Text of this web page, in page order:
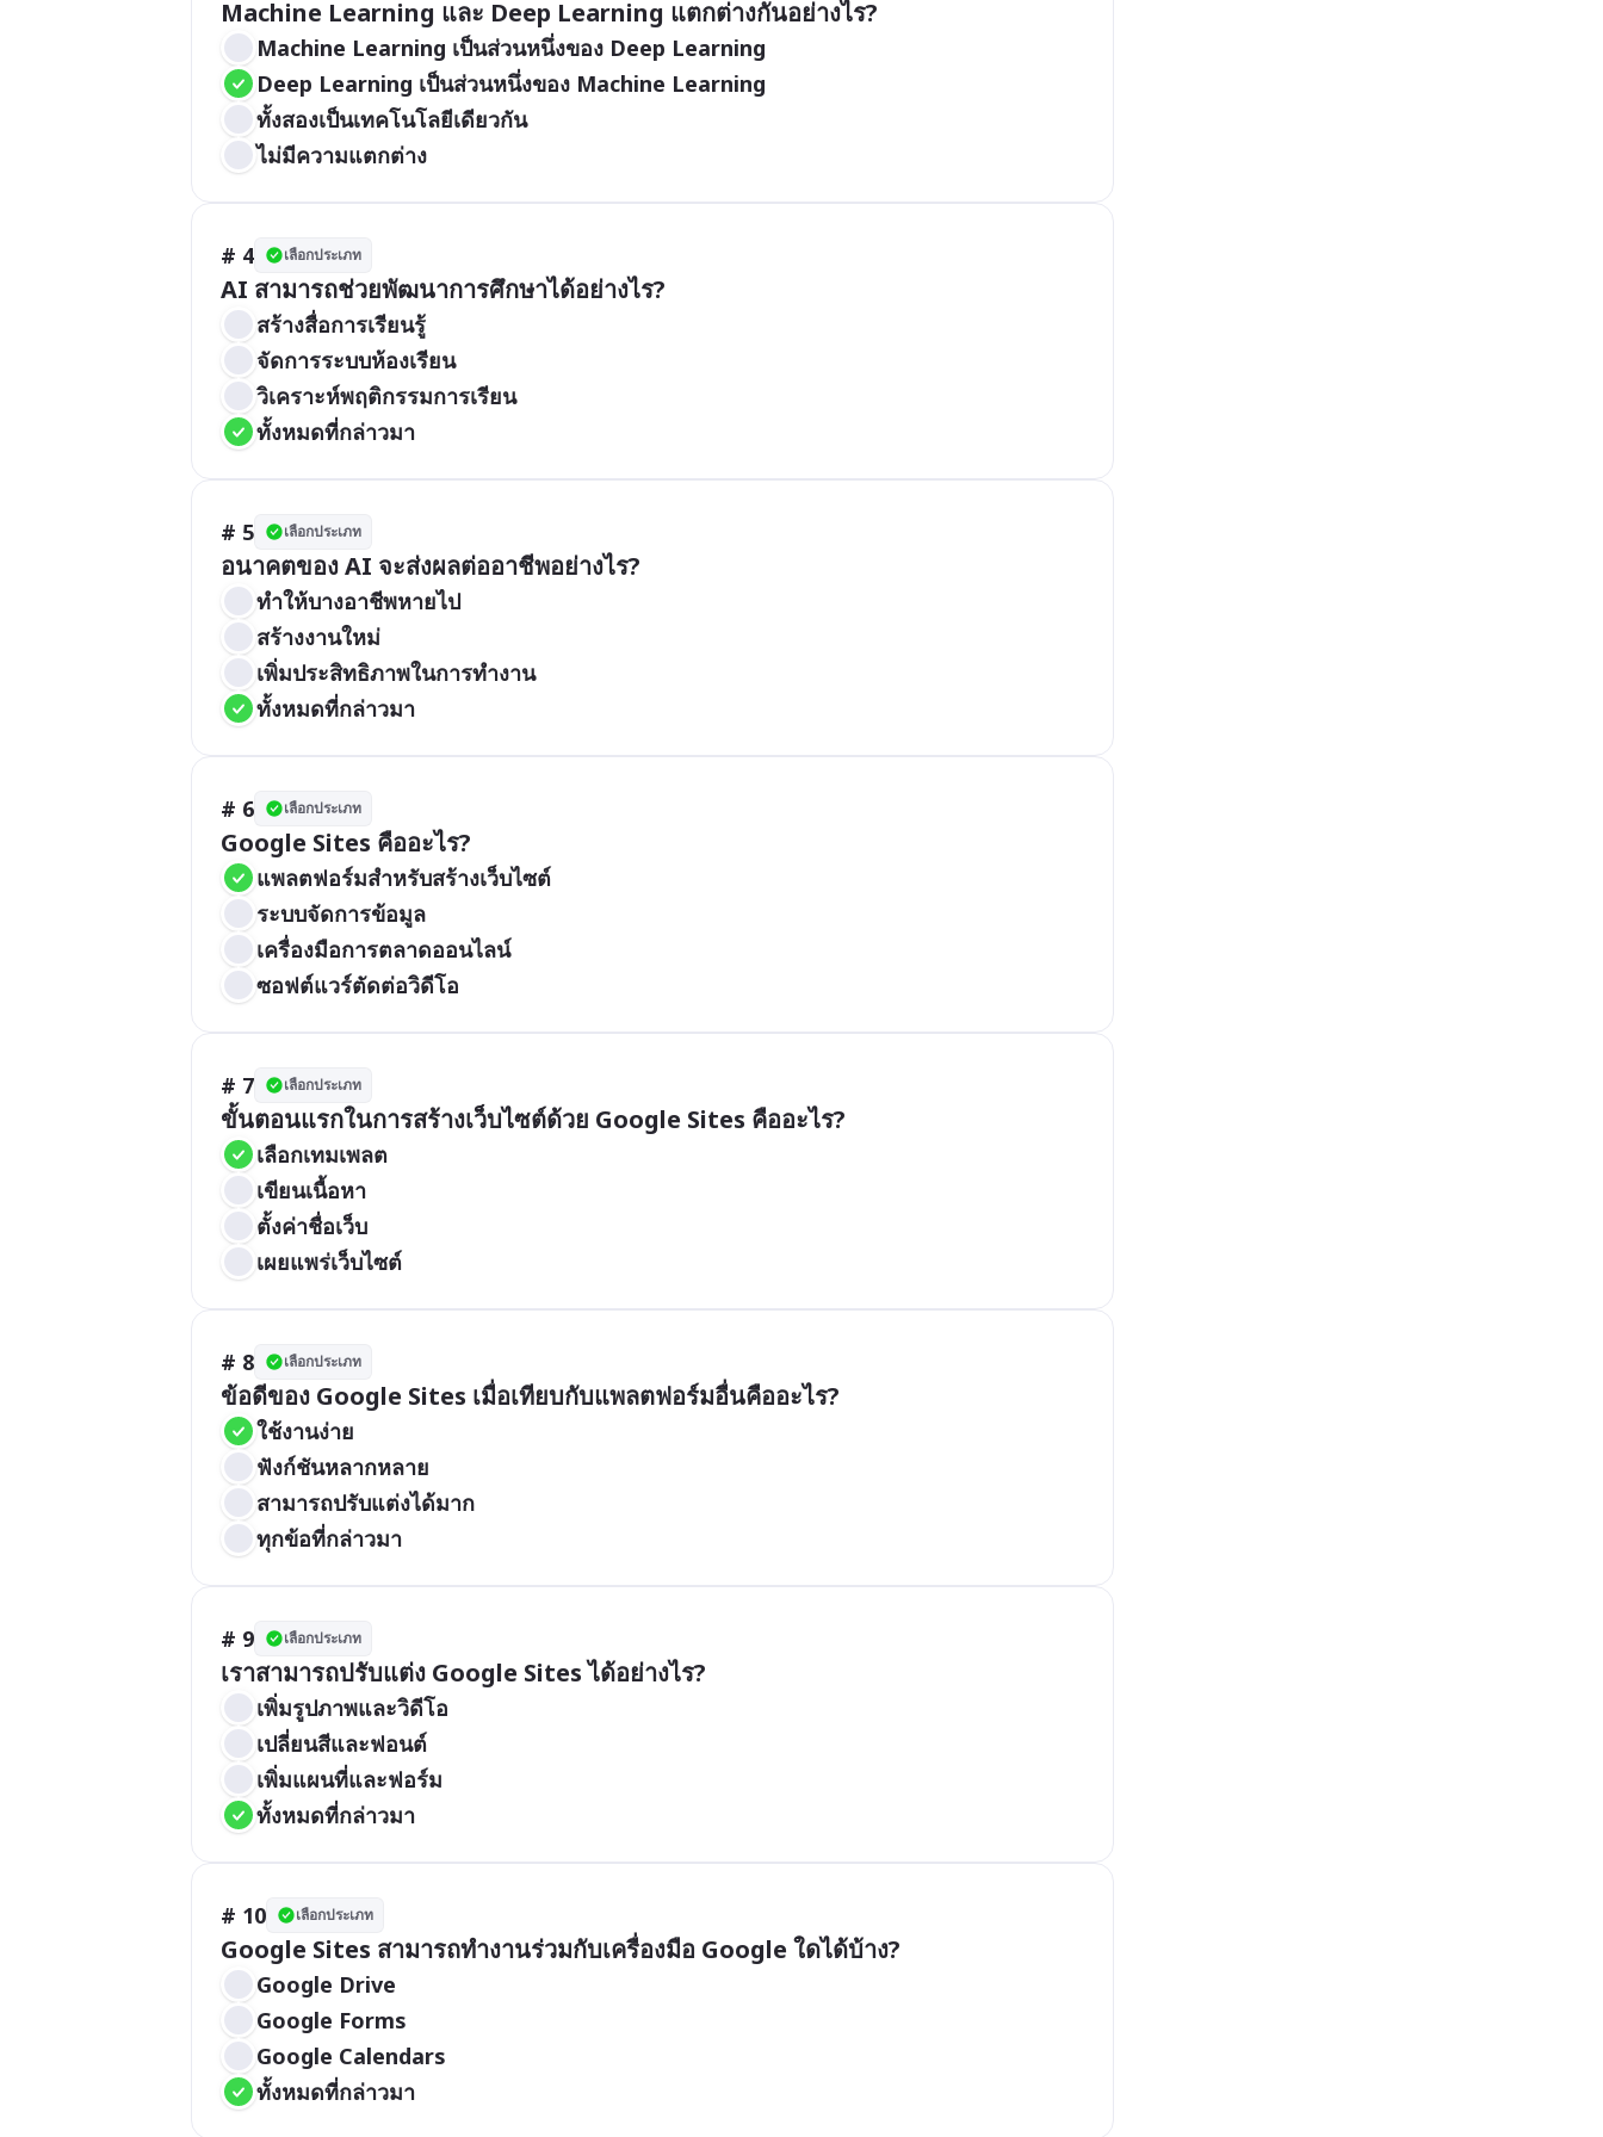
Machine Learning และ Deep Learning แตกต่างกันอย่างไร?
Machine Learning เป็นส่วนหนึ่งของ Deep Learning
Deep Learning เป็นส่วนหนึ่งของ Machine Learning
ทั้งสองเป็นเทคโนโลยีเดียวกัน
ไม่มีความแตกต่าง
# 4 เลือกประเภท
AI สามารถช่วยพัฒนาการศึกษาได้อย่างไร?
สร้างสื่อการเรียนรู้
จัดการระบบห้องเรียน
วิเคราะห์พฤติกรรมการเรียน
ทั้งหมดที่กล่าวมา
# 5 เลือกประเภท
อนาคตของ AI จะส่งผลต่ออาชีพอย่างไร?
ทำให้บางอาชีพหายไป
สร้างงานใหม่
เพิ่มประสิทธิภาพในการทำงาน
ทั้งหมดที่กล่าวมา
# 6 เลือกประเภท
Google Sites คืออะไร?
แพลตฟอร์มสำหรับสร้างเว็บไซต์
ระบบจัดการข้อมูล
เครื่องมือการตลาดออนไลน์
ซอฟต์แวร์ตัดต่อวิดีโอ
# 7 เลือกประเภท
ขั้นตอนแรกในการสร้างเว็บไซต์ด้วย Google Sites คืออะไร?
เลือกเทมเพลต
เขียนเนื้อหา
ตั้งค่าชื่อเว็บ
เผยแพร่เว็บไซต์
# 8 เลือกประเภท
ข้อดีของ Google Sites เมื่อเทียบกับแพลตฟอร์มอื่นคืออะไร?
ใช้งานง่าย
ฟังก์ชันหลากหลาย
สามารถปรับแต่งได้มาก
ทุกข้อที่กล่าวมา
# 9 เลือกประเภท
เราสามารถปรับแต่ง Google Sites ได้อย่างไร?
เพิ่มรูปภาพและวิดีโอ
เปลี่ยนสีและฟอนต์
เพิ่มแผนที่และฟอร์ม
ทั้งหมดที่กล่าวมา
# 10 เลือกประเภท
Google Sites สามารถทำงานร่วมกับเครื่องมือ Google ใดได้บ้าง?
Google Drive
Google Forms
Google Calendars
ทั้งหมดที่กล่าวมา